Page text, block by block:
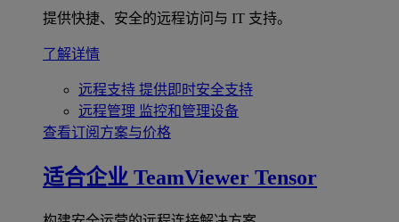
提供快捷、安全的远程访问与 IT 支持。
了解详情
远程支持 提供即时安全支持
远程管理 监控和管理设备
查看订阅方案与价格
适合企业 TeamViewer Tensor